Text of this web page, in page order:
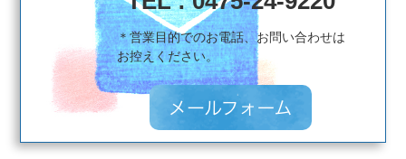
＊営業目的でのお電話、お問い合わせは
​​​​​​​お控えください。